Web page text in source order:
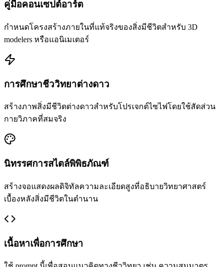
คู่มือคอนเซปต์อาร์ต
กำหนดโครงสร้างภายในที่แท้จริงของสิ่งมีชีวิตสำหรับ 3D
modelers หรือแอนิเมเตอร์
การศึกษาชีววิทยาต่างดาว
สร้างภาพสิ่งมีชีวิตต่างดาวสำหรับโปรเจกต์ไซไฟโดยใช้สัดส่วน
กายวิภาคที่สมจริง
นิทรรศการสไตล์พิพิธภัณฑ์
สร้างจอแสดงผลดิจิทัลความละเอียดสูงที่อธิบายวิทยาศาสตร์
เบื้องหลังสิ่งมีชีวิตในตำนาน
เนื้อหาเพื่อการศึกษา